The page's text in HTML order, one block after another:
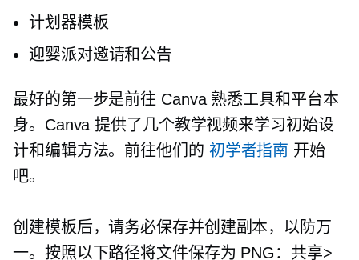
计划器模板
迎婴派对邀请和公告
最好的第一步是前往 Canva 熟悉工具和平台本
身。Canva 提供了几个教学视频来学习初始设
计和编辑方法。前往他们的 初学者指南 开始
吧。
创建模板后，请务必保存并创建副本，以防万
一。按照以下路径将文件保存为 PNG：共享>